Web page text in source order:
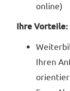
online)
Ihre Vorteile:
Ihren